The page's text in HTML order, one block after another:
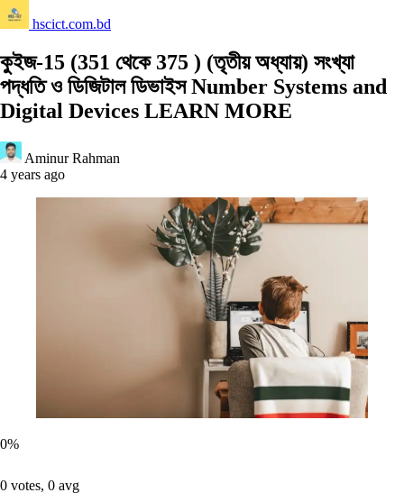
hscict.com.bd
কুইজ-15 (351 থেকে 375 ) (তৃতীয় অধ্যায়) সংখ্যা
পদ্ধতি ও ডিজিটাল ডিভাইস Number Systems and
Digital Devices LEARN MORE
Aminur Rahman
4 years ago
0%
0 votes, 0 avg